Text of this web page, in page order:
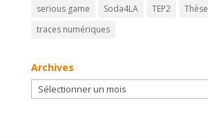
serious game
Soda4LA TEP2 Thèse
traces numériques
Archives
Archives